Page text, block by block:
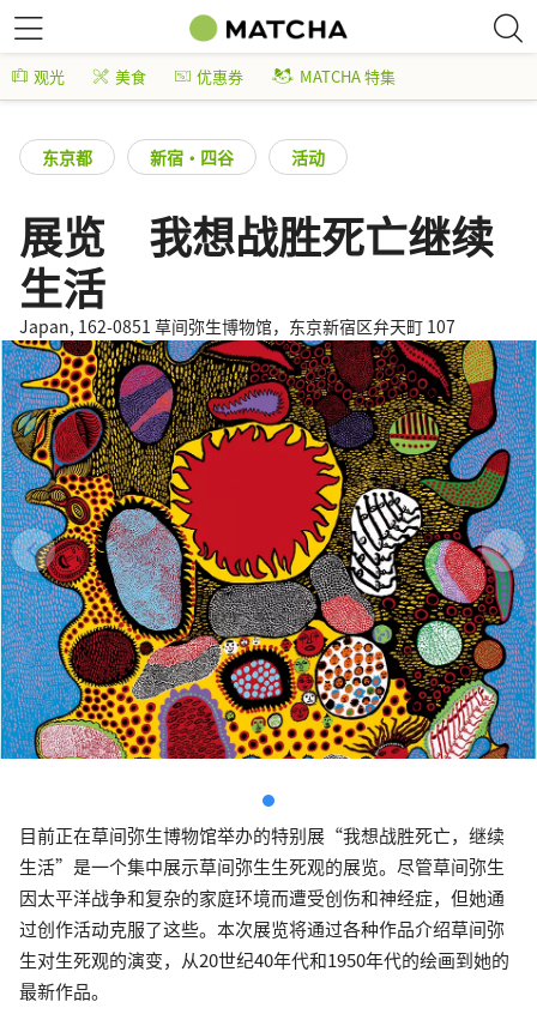
观光 美食 优惠券 MATCHA 特集
东京都 新宿・四谷 活动
展览 我想战胜死亡继续
生活
Japan, 162-0851 草间弥生博物馆，东京新宿区弁天町 107
目前正在草间弥生博物馆举办的特别展“我想战胜死亡，继续
生活”是一个集中展示草间弥生生死观的展览。尽管草间弥生
因太平洋战争和复杂的家庭环境而遭受创伤和神经症，但她通
过创作活动克服了这些。本次展览将通过各种作品介绍草间弥
生对生死观的演变，从20世纪40年代和1950年代的绘画到她的
最新作品。